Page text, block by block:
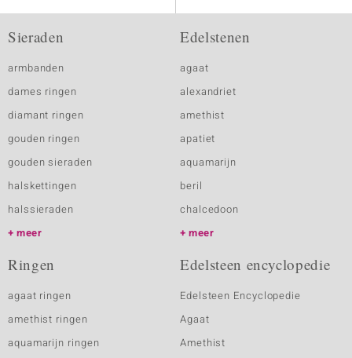
Sieraden
armbanden
dames ringen
diamant ringen
gouden ringen
gouden sieraden
halskettingen
halssieraden
meer
Edelstenen
agaat
alexandriet
amethist
apatiet
aquamarijn
beril
chalcedoon
meer
Ringen
agaat ringen
amethist ringen
aquamarijn ringen
Edelsteen encyclopedie
Edelsteen Encyclopedie
Agaat
Amethist